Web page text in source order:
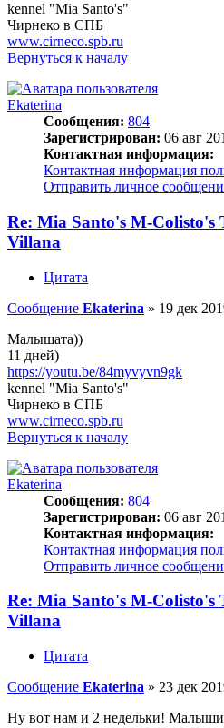
kennel "Mia Santo's"
Чирнеко в СПБ
www.cirneco.spb.ru
Вернуться к началу
Ekaterina
Сообщения: 804
Зарегистрирован: 06 авг
Контактная информация:
Контактная информация
Отправить личное
Re: Mia Santo's M-Colisto's
Villana
Цитата
Сообщение Ekaterina » 19 дек
Малышата))
11 дней)
https://youtu.be/84myvyvn9gk
kennel "Mia Santo's"
Чирнеко в СПБ
www.cirneco.spb.ru
Вернуться к началу
Ekaterina
Сообщения: 804
Зарегистрирован: 06 авг
Контактная информация:
Контактная информация
Отправить личное
Re: Mia Santo's M-Colisto's
Villana
Цитата
Сообщение Ekaterina » 23 дек
Ну вот нам и 2 недельки! Малыши